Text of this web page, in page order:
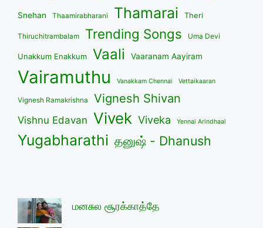
Snehan Thaamirabharani Thamarai Theri
Thiruchitrambalam Trending Songs Uma Devi
Unakkum Enakkum Vaali Vaaranam Aayiram
Vairamuthu Vanakkam Chennai Vettaikaaran
Vignesh Ramakrishna Vignesh Shivan
Vishnu Edavan Vivek Viveka Yennai Arindhaal
Yugabharathi தனுஷ் - Dhanush
மனசுல சூரக்காத்தே